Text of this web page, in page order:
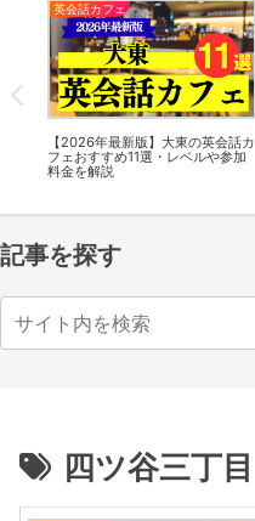
英会話カフェ
【2026年最新版】大東の英会話カ
フェおすすめ11選・レベルや参加
料金を解説
記事を探す
四ツ谷三丁目